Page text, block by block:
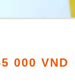
000 VND